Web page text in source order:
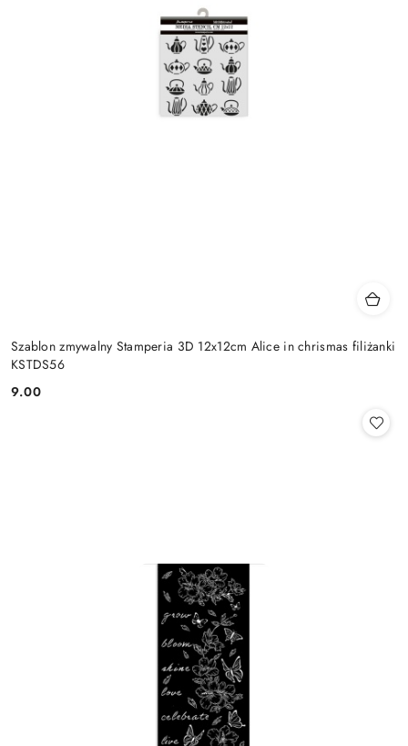
Szablon zmywalny Stamperia 3D 12x12cm Alice in chrismas filiżanki
KSTDS56
Cena:
9.00